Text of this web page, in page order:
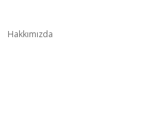
Hakkımızda